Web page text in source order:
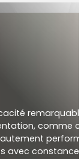
comme
avec constance